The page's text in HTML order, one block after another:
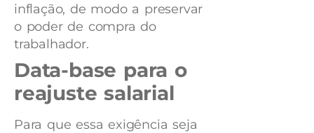
inflação, de modo a preservar
o poder de compra do
trabalhador.
Data-base para o
reajuste salarial
Para que essa exigência seja